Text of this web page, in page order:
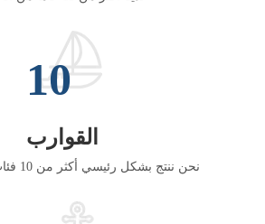
10
القوارب
نحن ننتج بشكل رئيسي أكثر من 10 فئات من القوارب